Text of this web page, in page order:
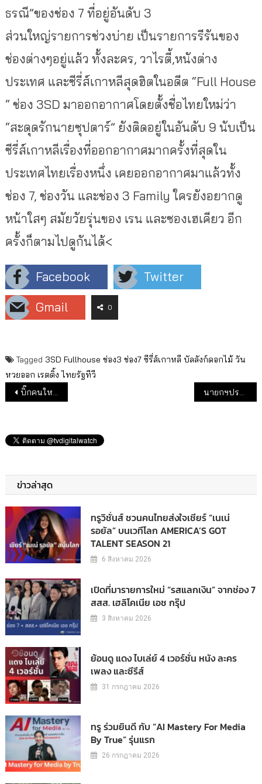
ธรณี”ของช่อง 7 ที่อยู่อันดับ 3
ส่วนใหญ่รายการช่วงบ่าย เป็นรายการรีรันของ
ช่องต่างๆอยู่แล้ว ทั้งละคร, วาไรตี้,หนังต่าง
ประเทศ และซีรี่ส์เกาหลีสุดฮิตในอดีต “Full House
“ ช่อง 3SD มาออกอากาศโดยตั้งชื่อไทยใหม่ว่า
“สะดุดรักนายซุปตาร์” ยังติดอยู่ในอันดับ 9 นับเป็น
ซีรี่ส์เกาหลีเรื่องที่ออกอากาศมากครั้งที่สุดใน
ประเทศไทยเรื่องหนึ่ง เคยออกอากาศมาแล้วทั้ง
ช่อง 7, ช่องวัน และช่อง 3 Family ใครยังอยากดู
หน้าใสๆ สมัยวัยรุ่นของ เรน และซองเฮเคียว อีก
ครั้งก็ตามไปดูกันได้<
Facebook
Twitter
Gmail
0
Tagged 3SD Fullhouse ช่อง3 ช่อง7 ซีรี่ส์เกาหลี บัลลังก์ดอกไม้ วัน
หวยออก เรตติ้ง ไทยรัฐทีวี
แนะแนวเรื่อง
บิ๊กคนใหม่ช่อง 7 นายกฯประยุทธ์ กับทีวีดิจิทัล
ข่าวล่าสุด
ทรูวิชั่นส์ ชวนคนไทยส่งใจเชียร์ “เนเน่
รอยัล” บนเวทีโลก AMERICA’S GOT
TALENT SEASON 21
6 สิงหาคม 2026
เปิดที่มารายการใหม่ “รสแลกเงิน” จากช่อง 7
สสส. เฮลิโคเนีย เอช กรุ๊ป
3 สิงหาคม 2026
ย้อนดู แดง ไบเล่ย์ 4 เวอร์ชั่น หนัง ละคร
เพลง และซีรีส์
31 กรกฎาคม 2026
ทรู ร่วมยินดี กับ “AI Mastery For Media
By True” รุ่นแรก
26 กรกฎาคม 2026